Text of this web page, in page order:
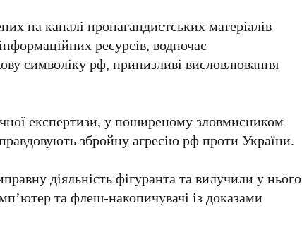
на каналі пропагандистських матеріалів
ресурсів, водночас
символіку рф, принизливі висловлювання
експертизи, у поширеному зловмисником
збройну агресію рф проти України.
діяльність фігуранта та вилучили у нього
та флеш-накопичувачі із доказами